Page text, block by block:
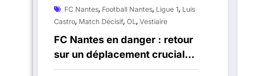
FC Nantes, Football Nantes, Ligue 1, Luis
Castro, Match Décisif, OL , Vestiaire
FC Nantes en danger : retour
sur un déplacement crucial
chez l’OL et l’avenir de Luis